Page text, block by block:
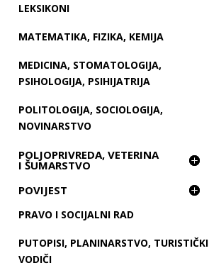
LEKSIKONI
MATEMATIKA, FIZIKA, KEMIJA
MEDICINA, STOMATOLOGIJA,
PSIHOLOGIJA, PSIHIJATRIJA
POLITOLOGIJA, SOCIOLOGIJA,
NOVINARSTVO
POLJOPRIVREDA, VETERINA
I ŠUMARSTVO
POVIJEST
PRAVO I SOCIJALNI RAD
PUTOPISI, PLANINARSTVO, TURISTIČKI
VODIČI